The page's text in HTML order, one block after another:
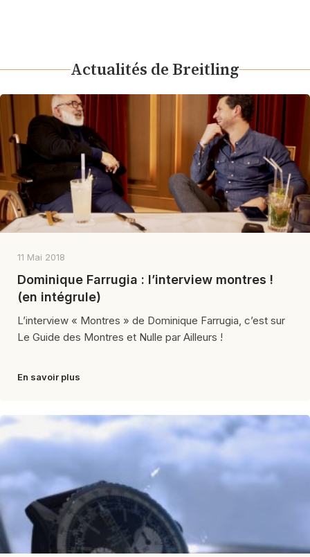
Actualités de Breitling
11 Mai 2018
Dominique Farrugia : l’interview montres !
(en intégrule)
L’interview « Montres » de Dominique Farrugia, c’est sur
Le Guide des Montres et Nulle par Ailleurs !
En savoir plus